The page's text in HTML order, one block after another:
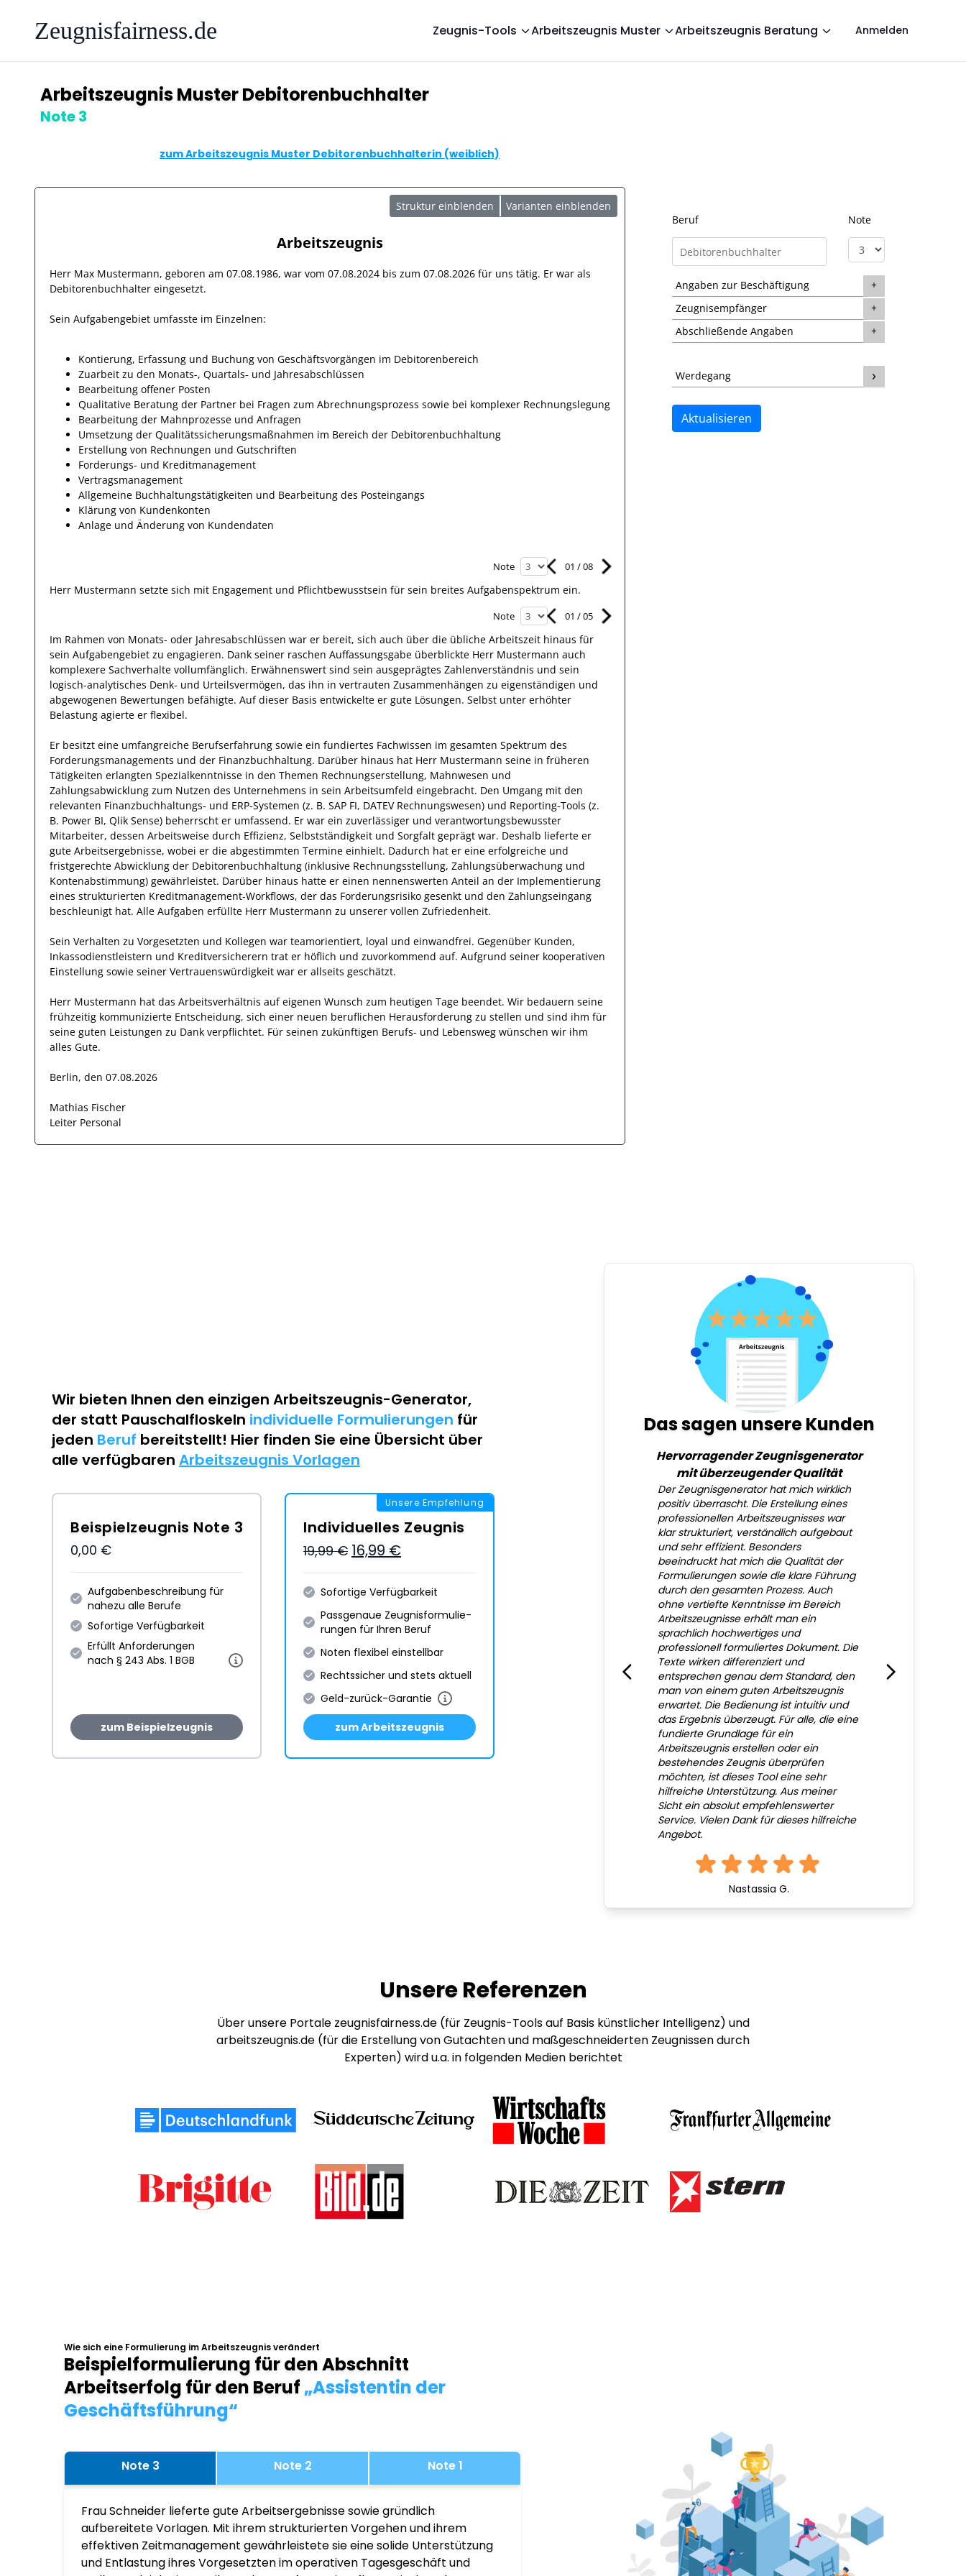
Zeugnisfairness.de Zeugnis-Tools Arbeitszeugnis Muster Arbeitszeugnis Beratung Anmelden
Arbeitszeugnis Muster Debitorenbuchhalter
Note 3
zum Arbeitszeugnis Muster Debitorenbuchhalterin (weiblich)
Struktur einblenden Varianten einblenden
Arbeitszeugnis
Herr Max Mustermann, geboren am 07.08.1986, war vom 07.08.2024 bis zum 07.08.2026 für uns tätig. Er war als
Debitorenbuchhalter eingesetzt.
Sein Aufgabengebiet umfasste im Einzelnen:
Kontierung, Erfassung und Buchung von Geschäftsvorgängen im Debitorenbereich
Zuarbeit zu den Monats-, Quartals- und Jahresabschlüssen
Bearbeitung offener Posten
Qualitative Beratung der Partner bei Fragen zum Abrechnungsprozess sowie bei komplexer Rechnungslegung
Bearbeitung der Mahnprozesse und Anfragen
Umsetzung der Qualitätssicherungsmaßnahmen im Bereich der Debitorenbuchhaltung
Erstellung von Rechnungen und Gutschriften
Forderungs- und Kreditmanagement
Vertragsmanagement
Allgemeine Buchhaltungstätigkeiten und Bearbeitung des Posteingangs
Klärung von Kundenkonten
Anlage und Änderung von Kundendaten
Note 01 /08
Herr Mustermann setzte sich mit Engagement und Pflichtbewusstsein für sein breites Aufgabenspektrum ein.
Note 01 /05
Im Rahmen von Monats- oder Jahresabschlüssen war er bereit, sich auch über die übliche Arbeitszeit hinaus für
sein Aufgabengebiet zu engagieren. Dank seiner raschen Auffassungsgabe überblickte Herr Mustermann auch
komplexere Sachverhalte vollumfänglich. Erwähnenswert sind sein ausgeprägtes Zahlenverständnis und sein
logisch-analytisches Denk- und Urteilsvermögen, das ihn in vertrauten Zusammenhängen zu eigenständigen und
abgewogenen Bewertungen befähigte. Auf dieser Basis entwickelte er gute Lösungen. Selbst unter erhöhter
Belastung agierte er flexibel.
Er besitzt eine umfangreiche Berufserfahrung sowie ein fundiertes Fachwissen im gesamten Spektrum des
Forderungsmanagements und der Finanzbuchhaltung. Darüber hinaus hat Herr Mustermann seine in früheren
Tätigkeiten erlangten Spezialkenntnisse in den Themen Rechnungserstellung, Mahnwesen und
Zahlungsabwicklung zum Nutzen des Unternehmens in sein Arbeitsumfeld eingebracht. Den Umgang mit den
relevanten Finanzbuchhaltungs‑ und ERP‑Systemen (z. B. SAP FI, DATEV Rechnungswesen) und Reporting‑Tools (z.
B. Power BI, Qlik Sense) beherrscht er umfassend. Er war ein zuverlässiger und verantwortungsbewusster
Mitarbeiter, dessen Arbeitsweise durch Effizienz, Selbstständigkeit und Sorgfalt geprägt war. Deshalb lieferte er
gute Arbeitsergebnisse, wobei er die abgestimmten Termine einhielt. Dadurch hat er eine erfolgreiche und
fristgerechte Abwicklung der Debitorenbuchhaltung (inklusive Rechnungsstellung, Zahlungsüberwachung und
Kontenabstimmung) gewährleistet. Darüber hinaus hatte er einen nennenswerten Anteil an der Implementierung
eines strukturierten Kreditmanagement-Workflows, der das Forderungsrisiko gesenkt und den Zahlungseingang
beschleunigt hat. Alle Aufgaben erfüllte Herr Mustermann zu unserer vollen Zufriedenheit.
Sein Verhalten zu Vorgesetzten und Kollegen war teamorientiert, loyal und einwandfrei. Gegenüber Kunden,
Inkassodienstleistern und Kreditversicherern trat er höflich und zuvorkommend auf. Aufgrund seiner kooperativen
Einstellung sowie seiner Vertrauenswürdigkeit war er allseits geschätzt.
Herr Mustermann hat das Arbeitsverhältnis auf eigenen Wunsch zum heutigen Tage beendet. Wir bedauern seine
frühzeitig kommunizierte Entscheidung, sich einer neuen beruflichen Herausforderung zu stellen und sind ihm für
seine guten Leistungen zu Dank verpflichtet. Für seinen zukünftigen Berufs- und Lebensweg wünschen wir ihm
alles Gute.
Berlin, den 07.08.2026
Mathias Fischer
Leiter Personal
Beruf Note
Angaben zur Beschäftigung
Zeugnisempfänger
Abschließende Angaben
Werdegang
Aktualisieren
Wir bieten Ihnen den einzigen Arbeitszeugnis-Generator,
der statt Pauschalfloskeln individuelle Formulierungen für
jeden Beruf bereitstellt! Hier finden Sie eine Übersicht über
alle verfügbaren Arbeitszeugnis Vorlagen
Beispielzeugnis Note 3
0,00 €
Aufgabenbeschreibung für
nahezu alle Berufe
Sofortige Verfügbarkeit
Erfüllt Anforderungen
nach § 243 Abs. 1 BGB
zum Beispielzeugnis
Unsere Empfehlung
Individuelles Zeugnis
19,99 € 16,99 €
Sofortige Verfügbarkeit
Passgenaue Zeugnis­formulie­
rungen für Ihren Beruf
Noten flexibel einstellbar
Rechtssicher und stets aktuell
Geld-zurück-Garantie
zum Arbeitszeugnis
Das sagen unsere Kunden
Hervorragender Zeugnisgenerator
mit überzeugender Qualität
Der Zeugnisgenerator hat mich wirklich
positiv überrascht. Die Erstellung eines
professionellen Arbeitszeugnisses war
klar strukturiert, verständlich aufgebaut
und sehr effizient. Besonders
beeindruckt hat mich die Qualität der
Formulierungen sowie die klare Führung
durch den gesamten Prozess. Auch
ohne vertiefte Kenntnisse im Bereich
Arbeitszeugnisse erhält man ein
sprachlich hochwertiges und
professionell formuliertes Dokument. Die
Texte wirken differenziert und
entsprechen genau dem Standard, den
man von einem guten Arbeitszeugnis
erwartet. Die Bedienung ist intuitiv und
das Ergebnis überzeugt. Für alle, die eine
fundierte Grundlage für ein
Arbeitszeugnis erstellen oder ein
bestehendes Zeugnis überprüfen
möchten, ist dieses Tool eine sehr
hilfreiche Unterstützung. Aus meiner
Sicht ein absolut empfehlenswerter
Service. Vielen Dank für dieses hilfreiche
Angebot.
Nastassia G.
Unsere Referenzen
Über unsere Portale zeugnisfairness.de (für Zeugnis-Tools auf Basis künstlicher Intelligenz) und
arbeitszeugnis.de (für die Erstellung von Gutachten und maßgeschneiderten Zeugnissen durch
Experten) wird u.a. in folgenden Medien berichtet
Wie sich eine Formulierung im Arbeitszeugnis verändert
Beispielformulierung für den Abschnitt
Arbeitserfolg für den Beruf „Assistentin der
Geschäftsführung“
Note 3 Note 2 Note 1
Frau Schneider lieferte gute Arbeitsergebnisse sowie gründlich
aufbereitete Vorlagen. Mit ihrem strukturierten Vorgehen und ihrem
effektiven Zeitmanagement gewährleistete sie eine solide Unterstützung
und Entlastung ihres Vorgesetzten im operativen Tagesgeschäft und